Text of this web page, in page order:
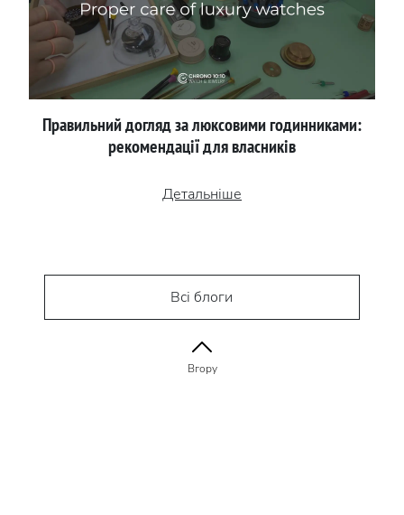
Правильний догляд за люксовими годинниками:
рекомендації для власників
Детальніше
Всі блоги
Вгору